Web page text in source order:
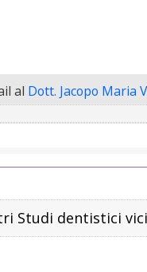
al Dott. Jacopo Maria
Studi dentistici